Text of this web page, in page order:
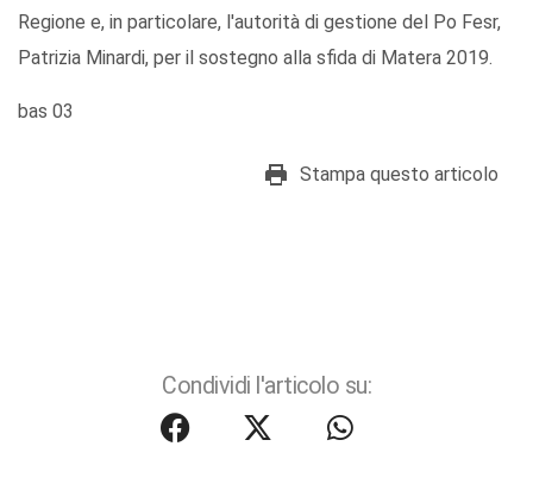
Regione e, in particolare, l'autorità di gestione del Po Fesr,
Patrizia Minardi, per il sostegno alla sfida di Matera 2019.
bas 03
Stampa questo articolo
Condividi l'articolo su: